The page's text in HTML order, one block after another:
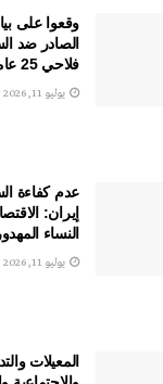
وقعوا على
الصادر ضد
فلاحي 25 عاماً
يوليو 11, 2026
عدم كفاءة
إيران:
النساء
يوليو 11, 2026
المعيلات